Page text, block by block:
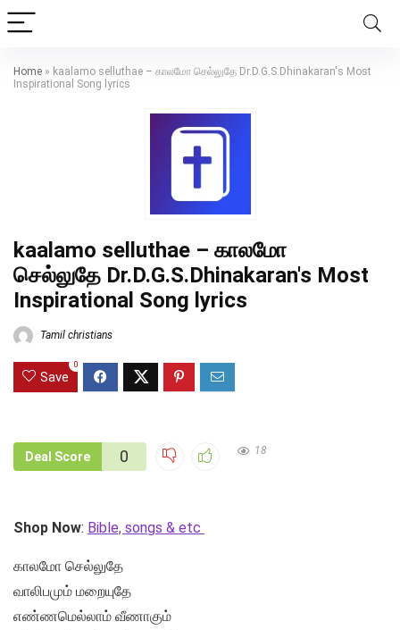
Home » kaalamo selluthae – காலமோ செல்லுதே Dr.D.G.S.Dhinakaran's Most
Inspirational Song lyrics
kaalamo selluthae – காலமோ
செல்லுதே Dr.D.G.S.Dhinakaran's Most
Inspirational Song lyrics
Tamil christians
Save
0
Deal Score 0 18
Shop Now: Bible, songs & etc
காலமோ செல்லுதே
வாலிபமும் மறையுதே
எண்ணமெல்லாம் வீணாகும்